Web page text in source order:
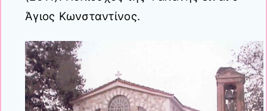
Άγιος Κωνσταντίνος.